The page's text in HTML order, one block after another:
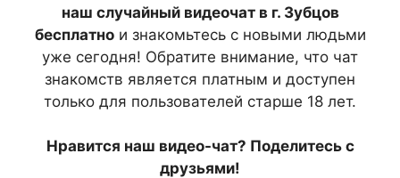
наш случайный видеочат в г. Зубцов
бесплатнои знакомьтесь с новыми людьми
уже сегодня! Обратите внимание, что чат
знакомств является платным и доступен
только для пользователей старше 18 лет.
Нравится наш видео-чат? Поделитесь с
друзьями!